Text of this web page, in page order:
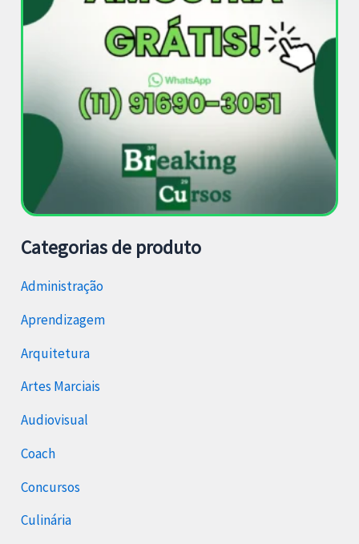
Categorias de produto
Administração
Aprendizagem
Arquitetura
Artes Marciais
Audiovisual
Coach
Concursos
Culinária